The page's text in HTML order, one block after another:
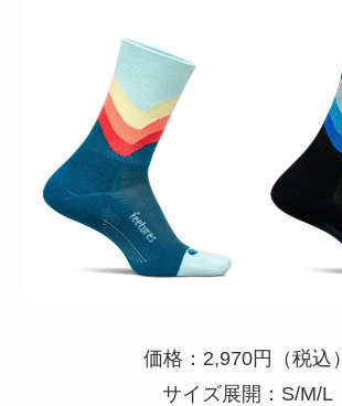
価格：2,970円（税込）
サイズ展開：S/M/L